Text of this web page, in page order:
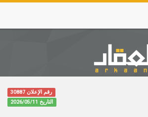
رقم الإعلان 30887
التاريخ 2026/05/11